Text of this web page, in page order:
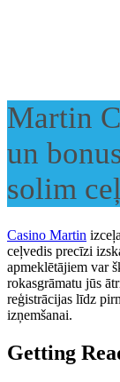
Martin
un
solim
Casino Martin
ceļvedis precīzi
apmeklētājiem var
rokasgrāmatu jūs
reģistrācijas līdz
izņemšanai.
Getting